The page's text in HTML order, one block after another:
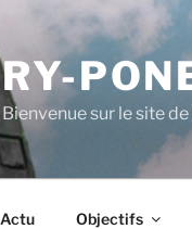
RY-
Bienvenue sur le site
Actu Objectifs